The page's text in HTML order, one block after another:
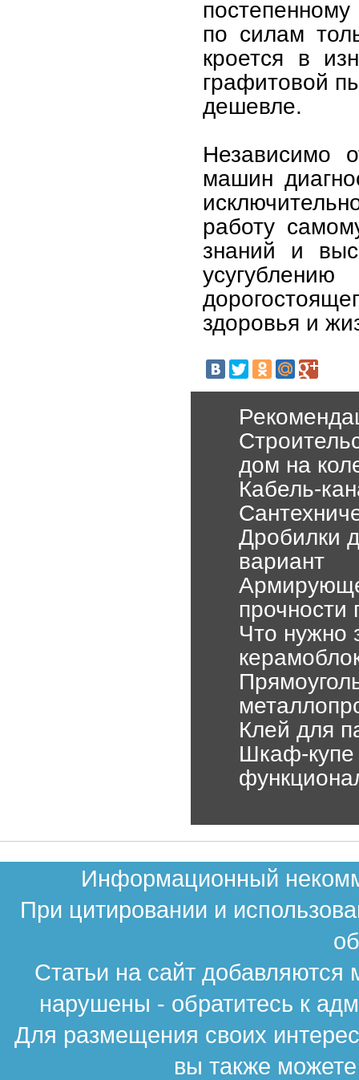
по силам
кроется в
графитовой
дешевле.
Независимо
машин
работу
знаний и
здоровья и
дом на
Кабель-
Дробилки
вариант
прочности
Что нужно
Клей для
Шкаф-купе
Информационный
При цитировании и
Статьи на сайт
нарушены - обратитесь к
Для размещения своих
вы также